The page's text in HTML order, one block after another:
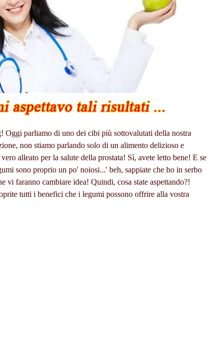
Oggi parliamo di uno dei cibi più sottovalutati della nostra
non stiamo parlando solo di un alimento delizioso e
alleato per la salute della prostata! Sì, avete letto bene! E se
sono proprio un po' noiosi...' beh, sappiate che ho in serbo
vi faranno cambiare idea! Quindi, cosa state aspettando?!
tutti i benefici che i legumi possono offrire alla vostra